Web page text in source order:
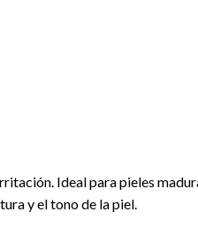
Ideal para pieles
y el tono de la piel.